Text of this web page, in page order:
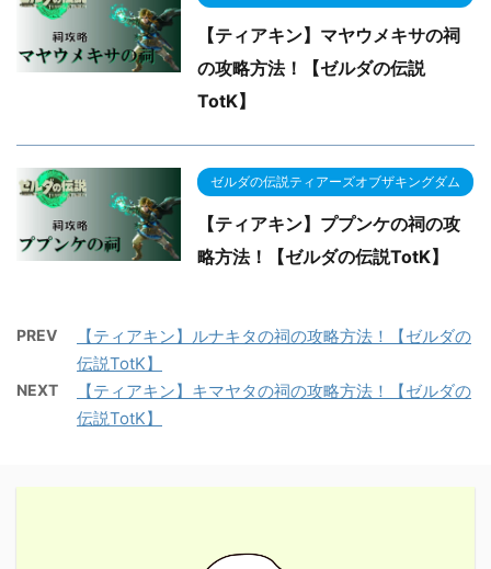
【ティアキン】マヤウメキサの祠
の攻略方法！【ゼルダの伝説
TotK】
ゼルダの伝説ティアーズオブザキングダム
【ティアキン】ププンケの祠の攻
略方法！【ゼルダの伝説TotK】
PREV
【ティアキン】ルナキタの祠の攻略方法！【ゼルダの
伝説TotK】
NEXT
【ティアキン】キマヤタの祠の攻略方法！【ゼルダの
伝説TotK】